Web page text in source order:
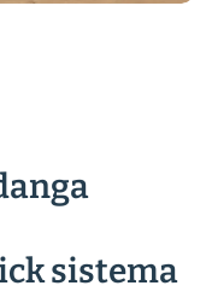
sistema